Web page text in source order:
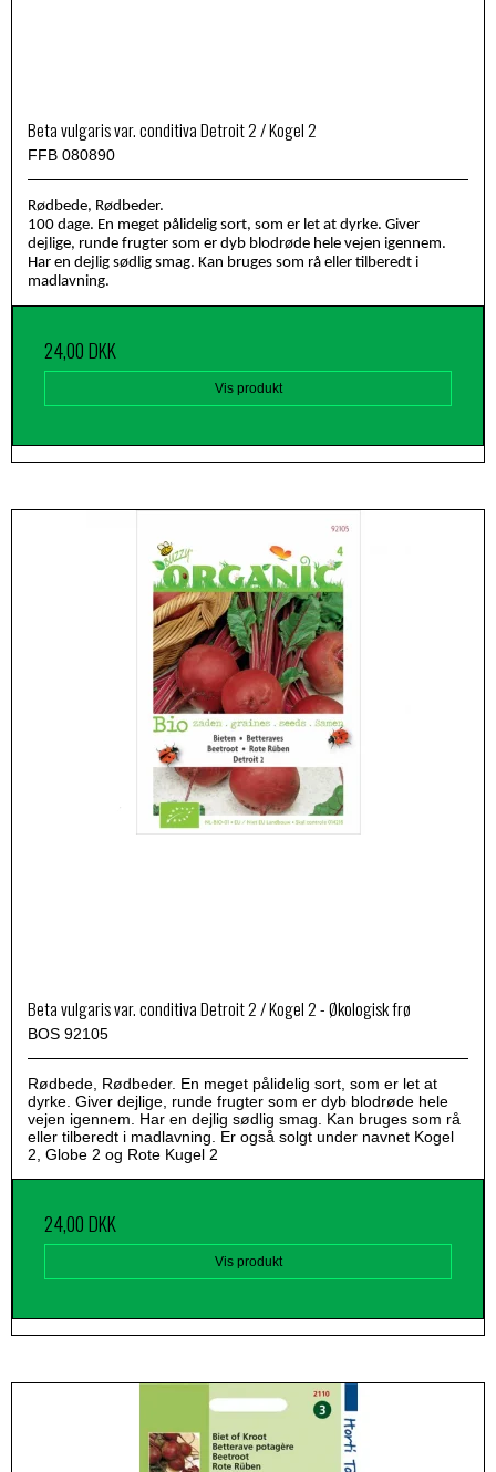
Beta vulgaris var. conditiva Detroit 2 / Kogel 2
FFB 080890
Rødbede, Rødbeder.
100 dage. En meget pålidelig sort, som er let at dyrke. Giver
dejlige, runde frugter som er dyb blodrøde hele vejen igennem.
Har en dejlig sødlig smag. Kan bruges som rå eller tilberedt i
madlavning.
24,00 DKK
Vis produkt
Beta vulgaris var. conditiva Detroit 2 / Kogel 2 - Økologisk frø
BOS 92105
Rødbede, Rødbeder. En meget pålidelig sort, som er let at
dyrke. Giver dejlige, runde frugter som er dyb blodrøde hele
vejen igennem. Har en dejlig sødlig smag. Kan bruges som rå
eller tilberedt i madlavning. Er også solgt under navnet Kogel
2, Globe 2 og Rote Kugel 2
24,00 DKK
Vis produkt